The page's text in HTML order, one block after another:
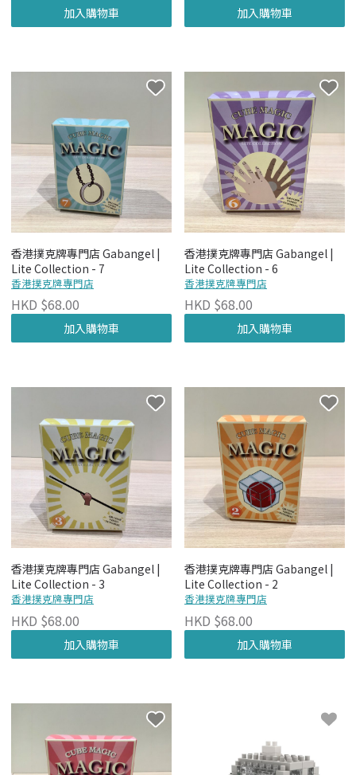
加入購物車 加入購物車
香港撲克牌專門店 Gabangel |
Lite Collection - 7
香港撲克牌專門店
HKD $68.00
加入購物車
香港撲克牌專門店 Gabangel |
Lite Collection - 6
香港撲克牌專門店
HKD $68.00
加入購物車
香港撲克牌專門店 Gabangel |
Lite Collection - 3
香港撲克牌專門店
HKD $68.00
加入購物車
香港撲克牌專門店 Gabangel |
Lite Collection - 2
香港撲克牌專門店
HKD $68.00
加入購物車